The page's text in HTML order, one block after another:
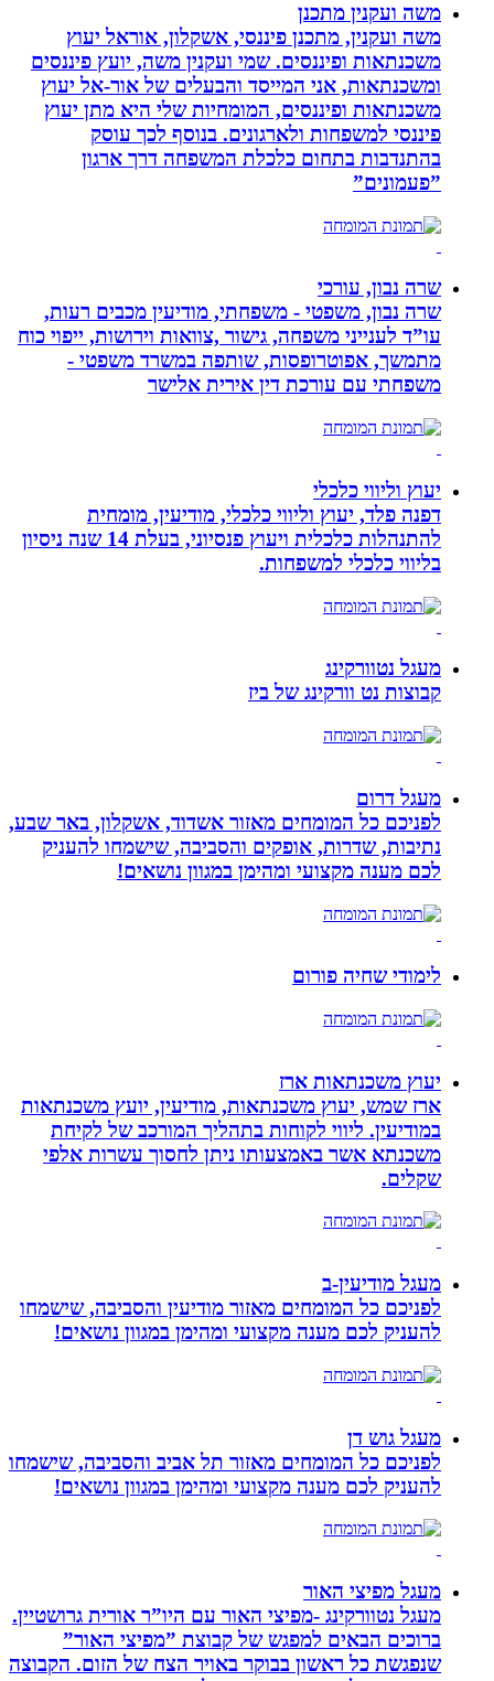
משה ועקנין מתכנן
משה ועקנין, מתכנן פיננסי, אשקלון, אוראל יעוץ
משכנתאות ופיננסים. שמי ועקנין משה, יועץ פיננסים
ומשכנתאות, אני המייסד והבעלים של אור-אל יעוץ
משכנתאות ופיננסים, המומחיות שלי היא מתן יעוץ
פיננסי למשפחות ולארגונים. בנוסף לכך עוסק
בהתנדבות בתחום כלכלת המשפחה דרך ארגון
”פעמונים”
שרה נבון, עורכי
שרה נבון, משפטי - משפחתי, מודיעין מכבים רעות,
עו”ד לענייני משפחה, גישור ,צוואות וירושות, ייפוי כוח
מתמשך, אפוטרופסות, שותפה במשרד משפטי -
משפחתי עם עורכת דין אירית אלישר
יעוץ וליווי כלכלי
דפנה פלד, יעוץ וליווי כלכלי, מודיעין, מומחית
להתנהלות כלכלית ויעוץ פנסיוני, בעלת 14 שנה ניסיון
בליווי כלכלי למשפחות.
מעגל נטוורקינג
קבוצות נט וורקינג של ביז
מעגל דרום
לפניכם כל המומחים מאזור אשדוד, אשקלון, באר שבע,
נתיבות, שדרות, אופקים והסביבה, שישמחו להעניק
לכם מענה מקצועי ומהימן במגוון נושאים!
לימודי שחיה פורום
יעוץ משכנתאות ארז
ארז שמש, יעוץ משכנתאות, מודיעין, יועץ משכנתאות
במודיעין. ליווי לקוחות בתהליך המורכב של לקיחת
משכנתא אשר באמצעותו ניתן לחסוך עשרות אלפי
שקלים.
מעגל מודיעין-ב
לפניכם כל המומחים מאזור מודיעין והסביבה, שישמחו
להעניק לכם מענה מקצועי ומהימן במגוון נושאים!
מעגל גוש דן
לפניכם כל המומחים מאזור תל אביב והסביבה, שישמחו
להעניק לכם מענה מקצועי ומהימן במגוון נושאים!
מעגל מפיצי האור
מעגל נטוורקינג -מפיצי האור עם היו”ר אורית גרושטיין.
ברוכים הבאים למפגש של קבוצת ”מפיצי האור”
שנפגשת כל ראשון בבוקר באויר הצח של הזום. הקבוצה